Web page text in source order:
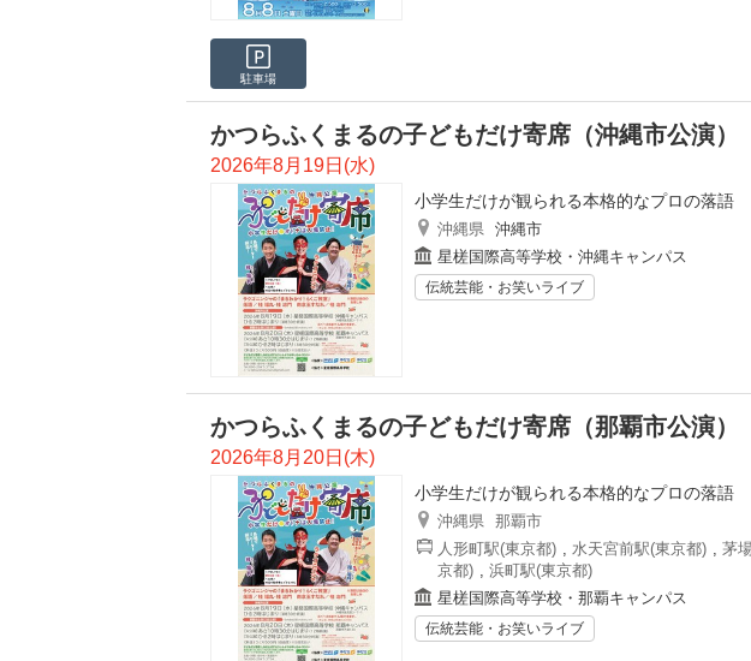
駐車場
かつらふくまるの子どもだけ寄席（沖縄市公演）
2026年8月19日(水)
小学生だけが観られる本格的なプロの落語
沖縄県 沖縄市
星槎国際高等学校・沖縄キャンパス
伝統芸能・お笑いライブ
かつらふくまるの子どもだけ寄席（那覇市公演）
2026年8月20日(木)
小学生だけが観られる本格的なプロの落語
沖縄県 那覇市
人形町駅(東京都) , 水天宮前駅(東京都) , 茅
京都) , 浜町駅(東京都)
星槎国際高等学校・那覇キャンパス
伝統芸能・お笑いライブ